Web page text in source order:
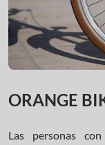
ORANGE
Las personas con